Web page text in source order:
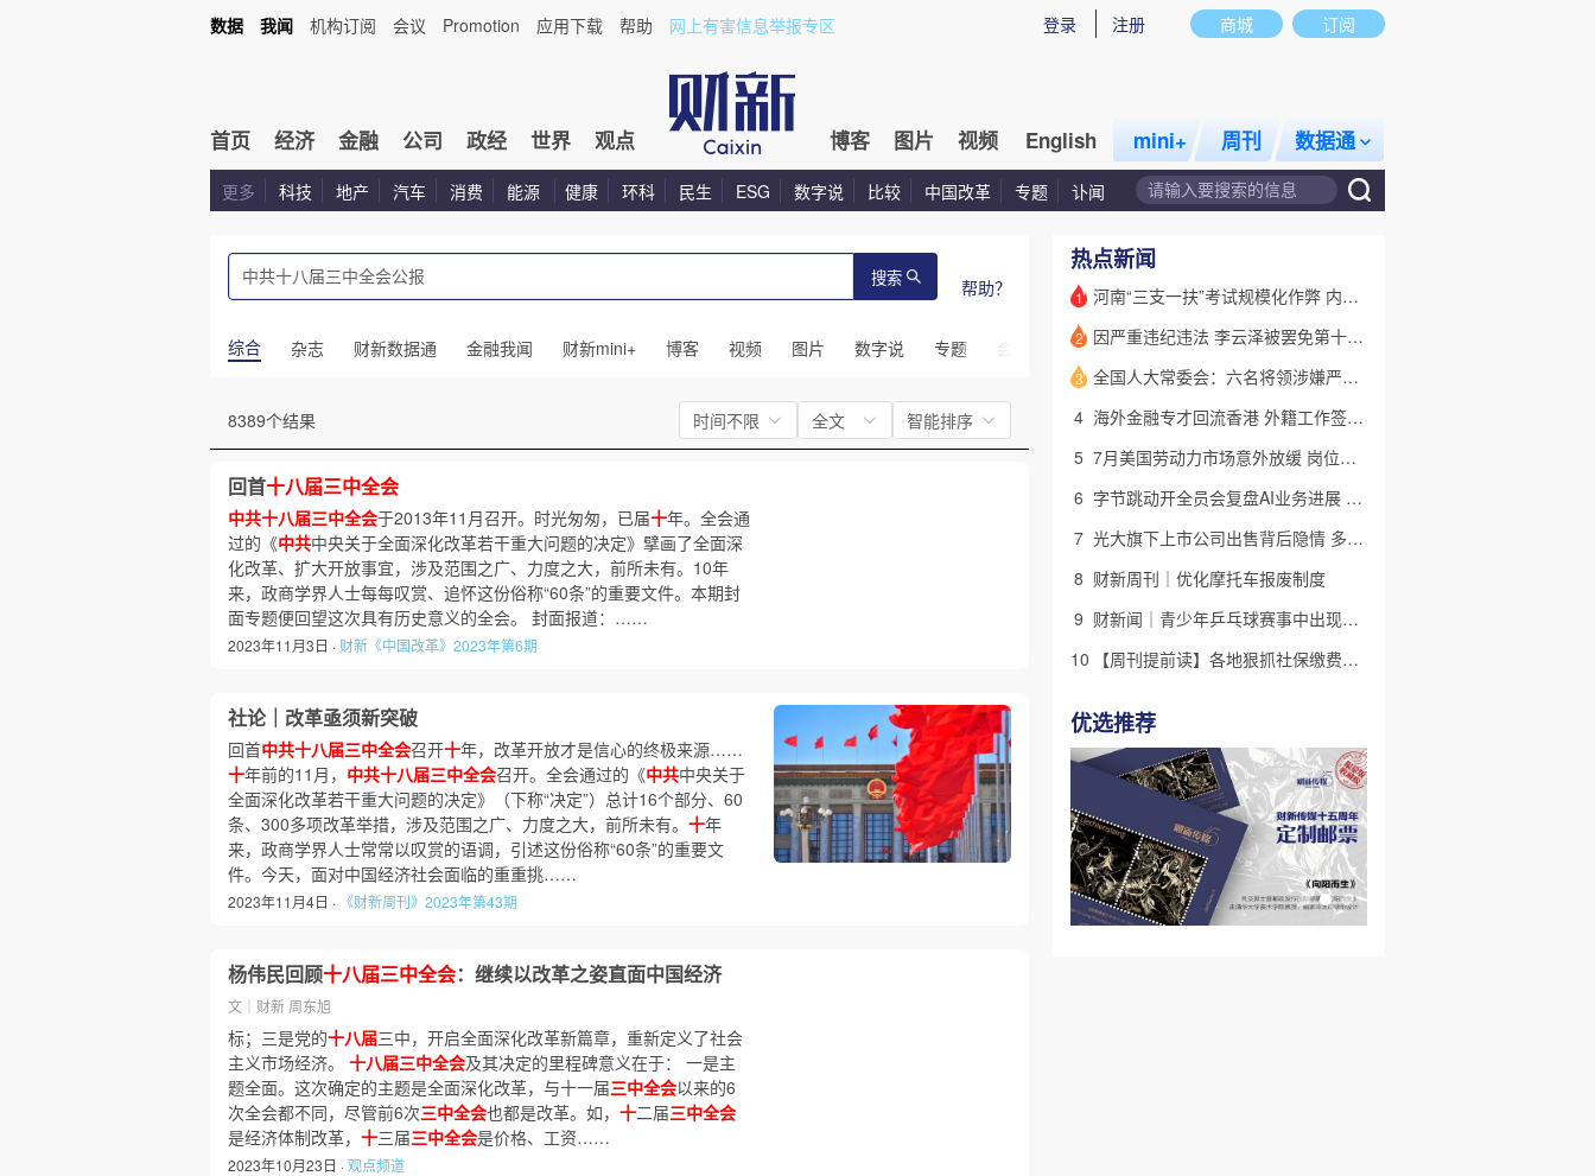
商城 订阅
登录 注册
数据 我闻 机构订阅 会议 Promotion 应用下载 帮助 网上有害信息举报专区
首页 经济 金融 公司 政经 世界 观点 博客 图片 视频 English mini+ 周刊 数据通
更多 科技 地产 汽车 消费 能源 健康 环科 民生 ESG 数字说 比较 中国改革 专题 讣闻
搜索 帮助？
综合 杂志 财新数据通 金融我闻 财新mini+ 博客 视频 图片 数字说 专题 会议 话题 特别呈现 私房课
8389个结果 时间不限 全文 智能排序
回首十八届三中全会
中共十八届三中全会于2013年11月召开。时光匆匆，已届十年。全会通
过的《中共中央关于全面深化改革若干重大问题的决定》擘画了全面深
化改革、扩大开放事宜，涉及范围之广、力度之大，前所未有。10年
来，政商学界人士每每叹赏、追怀这份俗称“60条”的重要文件。本期封
面专题便回望这次具有历史意义的全会。 封面报道：……
2023年11月3日 · 财新《中国改革》2023年第6期
社论｜改革亟须新突破
回首中共十八届三中全会召开十年，改革开放才是信心的终极来源……
十年前的11月， 中共十八届三中全会召开。全会通过的《中共中央关于
全面深化改革若干重大问题的决定》（下称“决定”）总计16个部分、60
条、300多项改革举措，涉及范围之广、力度之大，前所未有。 十年
来，政商学界人士常常以叹赏的语调，引述这份俗称“60条”的重要文
件。今天，面对中国经济社会面临的重重挑……
2023年11月4日 · 《财新周刊》2023年第43期
杨伟民回顾十八届三中全会：继续以改革之姿直面中国经济
文｜财新 周东旭
标；三是党的十八届三中，开启全面深化改革新篇章，重新定义了社会
主义市场经济。 十八届三中全会及其决定的里程碑意义在于： 一是主
题全面。这次确定的主题是全面深化改革，与十一届三中全会以来的6
次全会都不同，尽管前6次三中全会也都是改革。如， 十二届三中全会
是经济体制改革， 十三届三中全会是价格、工资……
2023年10月23日 ·观点频道
热点新闻
1 河南“三支一扶”考试规模化作弊 内外勾结提前获取试卷
2 因严重违纪违法 李云泽被罢免第十四届全国人大代表职务
3
全国人大常委会：六名将领涉嫌严重违纪违法 被罢免全国人大代表
4
海外金融专才回流香港 外籍工作签证翻倍
5
7月美国劳动力市场意外放缓 岗位减少2.3万个失业率降至4.1%
6
字节跳动开全员会复盘AI业务进展 称大模型被海外竞对拉开差距
7
光大旗下上市公司出售背后隐情 多人卷入医疗腐败案被查
8 财新周刊｜优化摩托车报废制度
9
财新闻｜青少年乒乓球赛事中出现严重赛风赛纪问题，乒协发文
10
【周刊提前读】各地狠抓社保缴费基数 合规与企业减负如何平衡？
优选推荐